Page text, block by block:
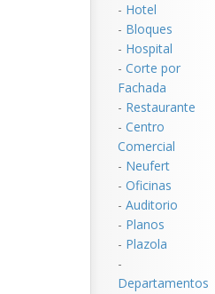
- Hotel
- Bloques
- Hospital
- Corte por
Fachada
- Restaurante
- Centro
Comercial
- Neufert
- Oficinas
- Auditorio
- Planos
- Plazola
-
Departamentos